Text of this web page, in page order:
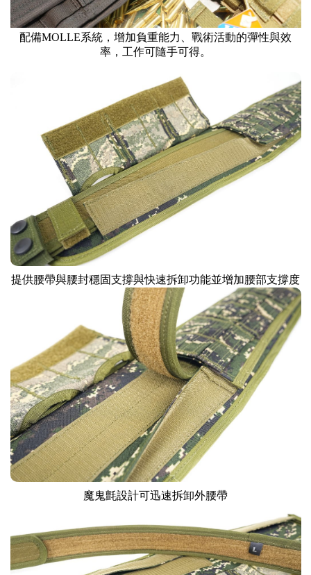
配備MOLLE系統，增加負重能力、戰術活動的彈性與效
率，工作可隨手可得。
提供腰帶與腰封穩固支撐與快速拆卸功能並增加腰部支撐度
魔鬼氈設計可迅速拆卸外腰帶